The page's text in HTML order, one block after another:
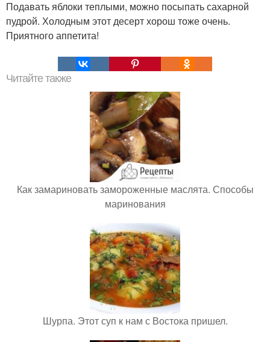
Подавать яблоки теплыми, можно посыпать сахарной
пудрой. Холодным этот десерт хорош тоже очень.
Приятного аппетита!
Читайте также
Как замариновать замороженные маслята. Способы
маринования
Шурпа. Этот суп к нам с Востока пришел.